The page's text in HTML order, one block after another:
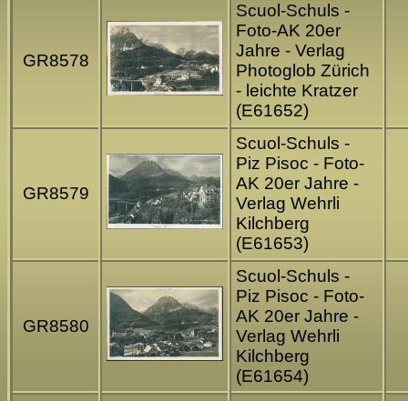
GR8578
Scuol-Schuls -
Foto-AK 20er
Jahre - Verlag
Photoglob Zürich
- leichte Kratzer
(E61652)
GR8579
Scuol-Schuls -
Piz Pisoc - Foto-
AK 20er Jahre -
Verlag Wehrli
Kilchberg
(E61653)
GR8580
Scuol-Schuls -
Piz Pisoc - Foto-
AK 20er Jahre -
Verlag Wehrli
Kilchberg
(E61654)